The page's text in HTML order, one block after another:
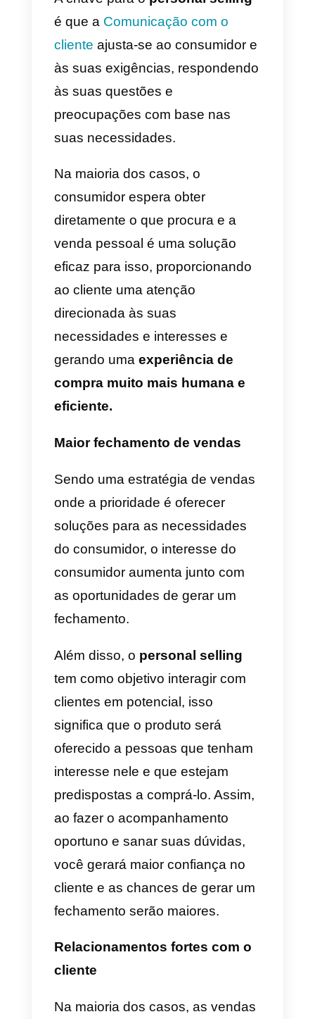
vendas
A primeira impressão que você
causa durante uma venda é
importante para a conclusão
bem-sucedida do processo. A
aparência pessoal e a forma de
comunicação são elementos
importantes que você deve levar
em consideração para influenciar
a decisão do cliente.
Benefícios de aplicar o
Personal Selling no meu
negócio
Sem dúvida, esta é uma
estratégia de vendas eficaz para
pequenas e grandes empresas
embora possa gerar custos mais
elevados, é uma forma de se
conectar com o cliente e garantir
sua fidelização a longo prazo.
Entre suas principais
vantagens estão:
a) Atenção personalizada